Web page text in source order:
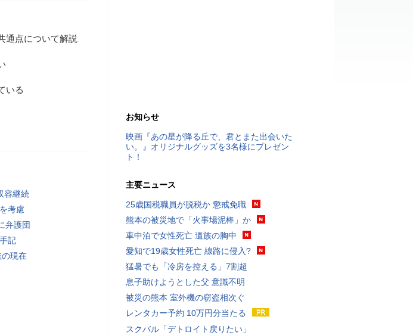
通点について解説
いる
容継続
考慮
弁護団
記
現在
お知らせ
映画『あの星が降る丘で、君とまた出会いた
い。』オリジナルグッズを3名様にプレゼン
ト！
主要ニュース
25歳国税職員が脱税か 懲戒免職
熊本の被災地で「火事場泥棒」か
車中泊で女性死亡 遺族の胸中
愛知で19歳女性死亡 線路に侵入?
猛暑でも「冷房を控える」7割超
息子助けようとした父 意識不明
被災の熊本 室外機の窃盗相次ぐ
レンタカー予約 10万円分当たる
スクバル「デトロイト戻りたい」